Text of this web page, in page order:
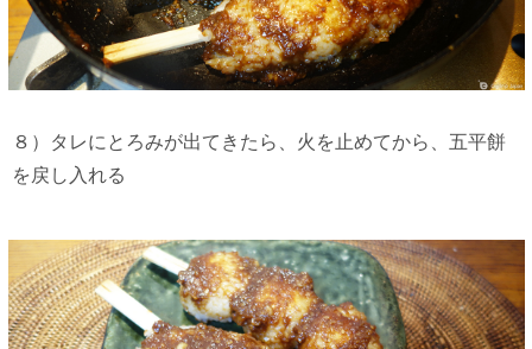
８）タレにとろみが出てきたら、火を止めてから、五平餅
を戻し入れる